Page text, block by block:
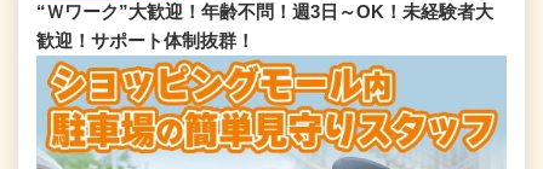
“Ｗワーク”大歓迎！年齢不問！週3日～OK！未経験者大
歓迎！サポート体制抜群！